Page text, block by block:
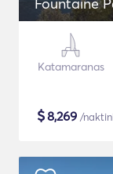
Katamaranas
$8,269 /